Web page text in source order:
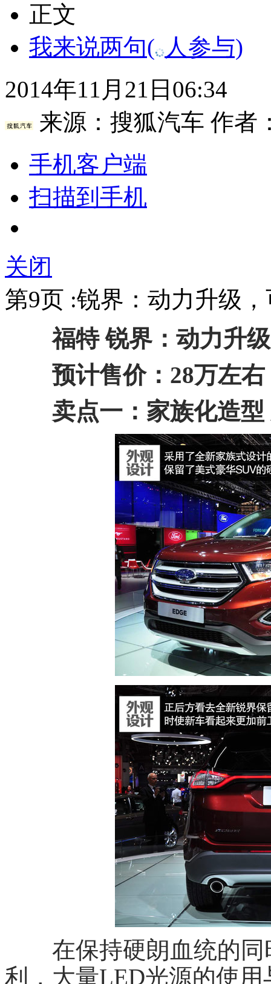
正文
我来说两句( 人参与)
2014年11月21日06:34
来源： 搜狐汽车 作者
手机客户端
扫描到手机
关闭
第9页 :锐界：动力升级
福特 锐界：动力升级
预计售价：28万左右
卖点一：家族化造
在保持硬朗血统的同
利，大量LED光源的使